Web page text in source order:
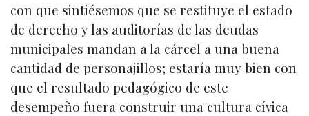
con que sintiésemos que se restituye el estado
de derecho y las auditorías de las deudas
municipales mandan a la cárcel a una buena
cantidad de personajillos; estaría muy bien con
que el resultado pedagógico de este
desempeño fuera construir una cultura cívica